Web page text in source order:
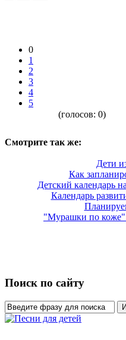
0
1
2
3
4
5
(голосов: 0)
Смотрите так же:
Дети
Как
Детский календарь
Календарь
"Мурашки по коже"
Поиск по сайту